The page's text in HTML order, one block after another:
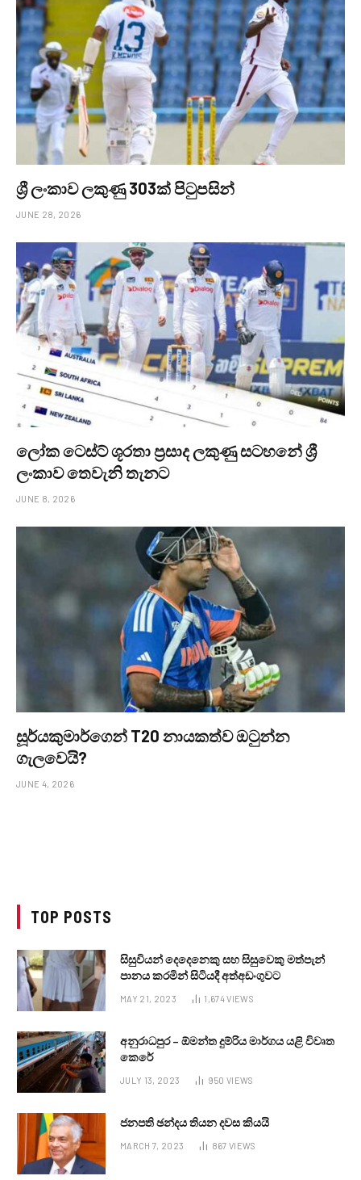
ශ්‍රී ලංකාව ලකුණු 303ක් පිටුපසින්
JUNE 28, 2026
ලෝක ටෙස්ට් ශූරතා ප්‍රසාද ලකුණු සටහනේ ශ්‍රී
ලංකාව තෙවැනි තැනට
JUNE 8, 2026
සූර්යකුමාර්ගෙන් T20 නායකත්ව ඔටුන්න
ගැලවෙයි?
JUNE 4, 2026
TOP POSTS
සිසුවියන් දෙදෙනෙකු සහ සිසුවෙකු මත්පැන්
පානය කරමින් සිටියදී අත්අඩංගුවට
MAY 21, 2023 1,674VIEWS
අනුරාධපුර – ඕමන්ත දුම්රිය මාර්ගය යළි විවෘත
කෙරේ
JULY 13, 2023 950 VIEWS
ජනපති ඡන්දය තියන දවස කියයි
MARCH 7, 2023 867 VIEWS